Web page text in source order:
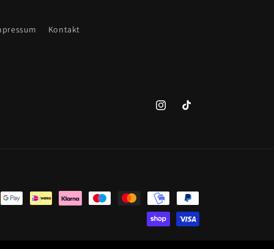
Kontakt
InstagramTikTok